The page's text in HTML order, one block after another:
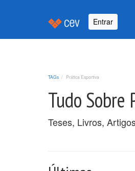
Entrar
TAGs Prática Esportiva
Tudo Sobre
Teses, Livros,